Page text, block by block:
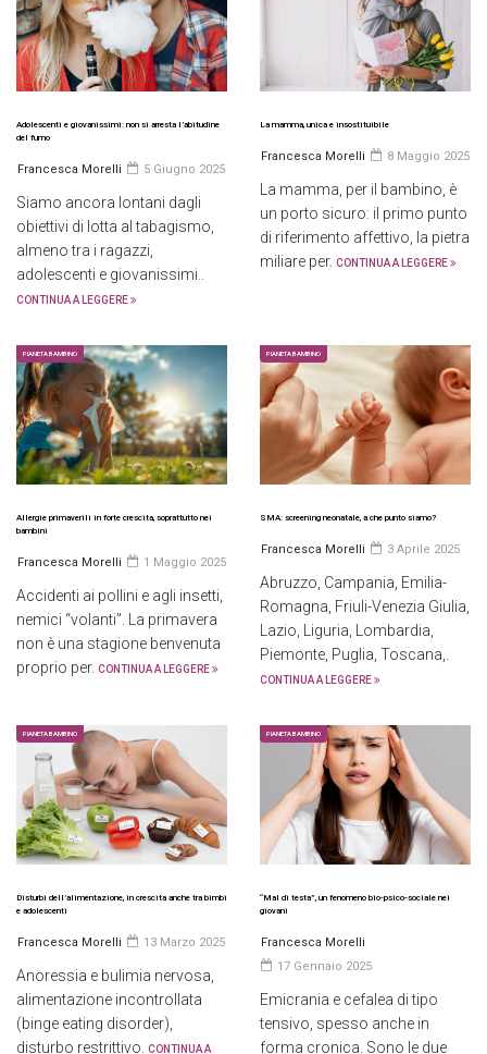
Adolescenti e giovanissimi: non si arresta l’abitudine
del fumo
Francesca Morelli 5 Giugno 2025
Siamo ancora lontani dagli
obiettivi di lotta al tabagismo,
almeno tra i ragazzi,
adolescenti e giovanissimi..
CONTINUA A LEGGERE
La mamma, unica e insostituibile
Francesca Morelli 8 Maggio 2025
La mamma, per il bambino, è
un porto sicuro: il primo punto
di riferimento affettivo, la pietra
miliare per. CONTINUA A LEGGERE
PIANETA BAMBINO
Allergie primaverili in forte crescita, soprattutto nei
bambini
Francesca Morelli 1 Maggio 2025
Accidenti ai pollini e agli insetti,
nemici “volanti”. La primavera
non è una stagione benvenuta
proprio per. CONTINUA A LEGGERE
PIANETA BAMBINO
SMA: screening neonatale, a che punto siamo?
Francesca Morelli 3 Aprile 2025
Abruzzo, Campania, Emilia-
Romagna, Friuli-Venezia Giulia,
Lazio, Liguria, Lombardia,
Piemonte, Puglia, Toscana,.
CONTINUA A LEGGERE
PIANETA BAMBINO
Disturbi dell’alimentazione, in crescita anche tra bimbi
e adolescenti
Francesca Morelli 13 Marzo 2025
Anoressia e bulimia nervosa,
alimentazione incontrollata
(binge eating disorder),
disturbo restrittivo. CONTINUA A
PIANETA BAMBINO
“Mal di testa”, un fenomeno bio-psico-sociale nei
giovani
Francesca Morelli
17 Gennaio 2025
Emicrania e cefalea di tipo
tensivo, spesso anche in
forma cronica. Sono le due